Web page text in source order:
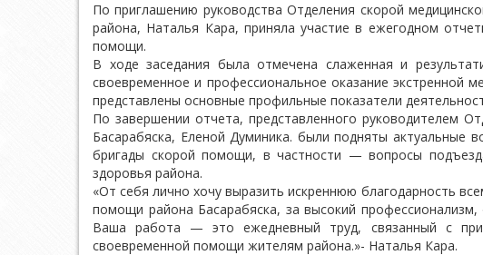
По приглашению руководства Отделения скорой
района, Наталья Кара, приняла участие в ежегодном
помощи.
В ходе заседания была отмечена слаженная и
своевременное и профессиональное оказание экстренной
представлены основные профильные показатели
По завершении отчета, представленного руководителем
Басарабяска, Еленой Думиника. были подняты актуальные
бригады скорой помощи, в частности — вопросы
здоровья района.
«От себя лично хочу выразить искреннюю благодарность
помощи района Басарабяска, за высокий профессионализм,
Ваша работа — это ежедневный труд, связанный с
своевременной помощи жителям района.»- Наталья Кара.